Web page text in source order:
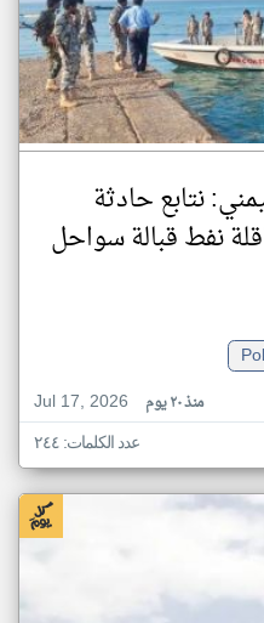
نتابع حادثة
نفط قبالة سواحل
Jul 17, 2026
منذ ٢٠ يوم
عدد الكلمات: ٢٤٤